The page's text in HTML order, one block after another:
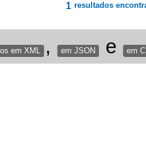
1 resultados
em XML , em JSON e em